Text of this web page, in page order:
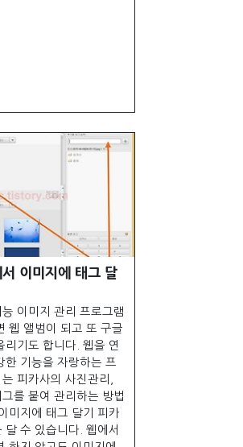
이미지에 태그 달
이미지 관리 프로그램
웹 앨범이 되고 또 구글
리기도 합니다. 웹을 연
한 기능을 자랑하는 프
피카사의 사진관리,
를 붙여 관리하는 방법
미지에 태그 달기 피카
수 있습니다. 웹에서